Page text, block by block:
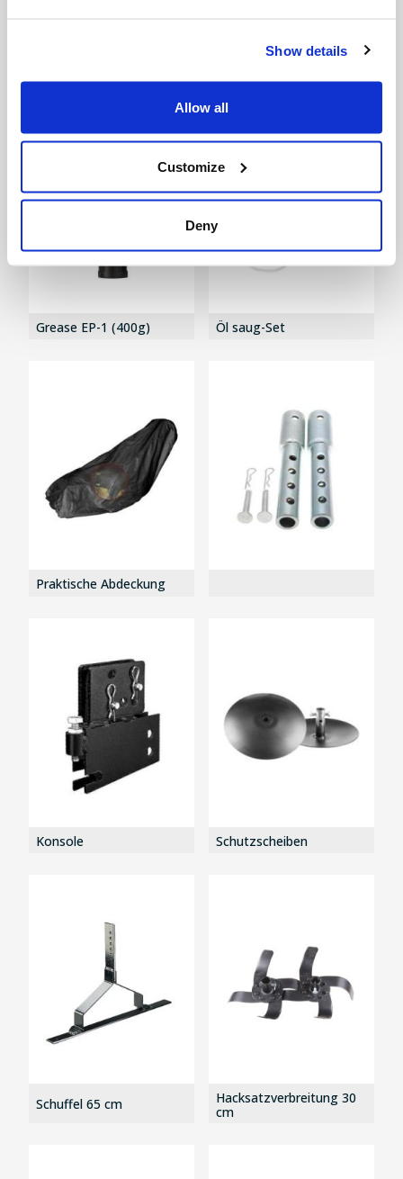
Show details
Allow all
Customize
Deny
Zündkerzenschlüssel
Grease EP-1 (400g) Öl saug-Set
Praktische Abdeckung
Konsole Schutzscheiben
Schuffel 65 cm
Hacksatzverbreitung 30
cm